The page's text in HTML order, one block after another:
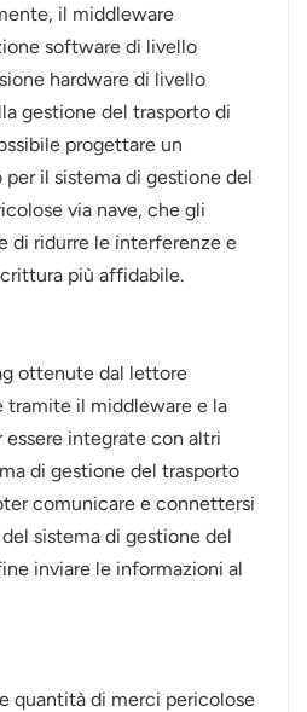
il middleware
software di livello
hardware di livello
gestione del trasporto di
progettare un
il sistema di gestione del
via nave, che gli
di ridurre le interferenze e
più affidabile.
ottenute dal lettore
tramite il middleware e la
integrate con altri
di gestione del trasporto
comunicare e connettersi
sistema di gestione del
inviare le informazioni al
quantità di merci pericolose